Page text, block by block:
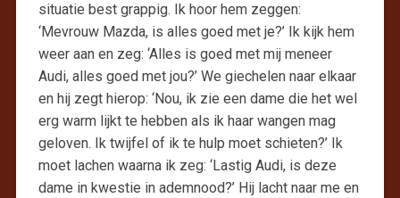
situatie best grappig. Ik hoor hem zeggen:
‘Mevrouw Mazda, is alles goed met je?’ Ik kijk hem
weer aan en zeg: ‘Alles is goed met mij meneer
Audi, alles goed met jou?’ We giechelen naar elkaar
en hij zegt hierop: ‘Nou, ik zie een dame die het wel
erg warm lijkt te hebben als ik haar wangen mag
geloven. Ik twijfel of ik te hulp moet schieten?’ Ik
moet lachen waarna ik zeg: ‘Lastig Audi, is deze
dame in kwestie in ademnood?’ Hij lacht naar me en